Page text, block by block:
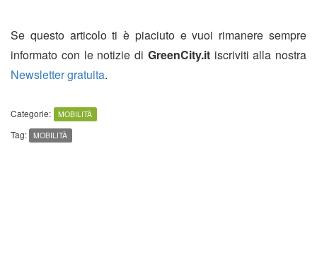
Se questo articolo ti è piaciuto e vuoi rimanere sempre
informato con le notizie di GreenCity.itiscriviti alla nostra
Newsletter gratuita.
Categorie: MOBILITÀ
Tag: MOBILITÀ